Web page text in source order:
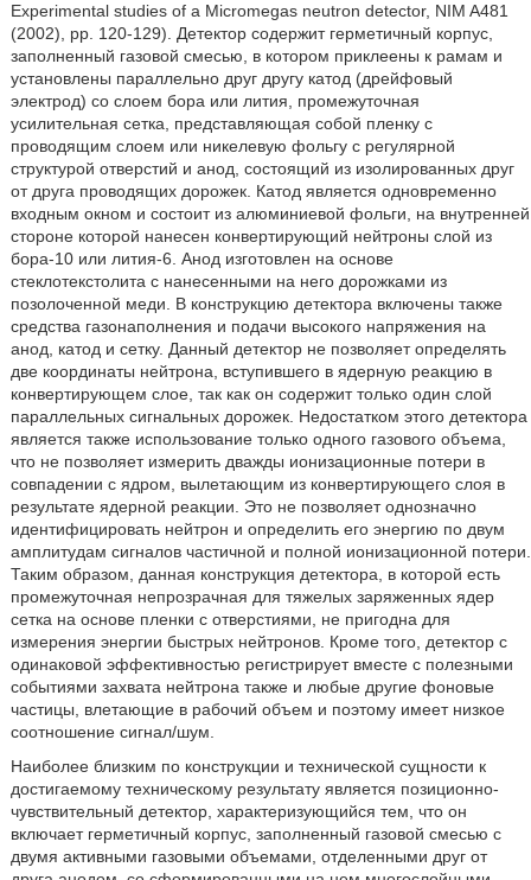
Experimental studies of a Micromegas neutron detector, NIM A481
(2002), pp. 120-129). Детектор содержит герметичный корпус,
заполненный газовой смесью, в котором приклеены к рамам и
установлены параллельно друг другу катод (дрейфовый
электрод) со слоем бора или лития, промежуточная
усилительная сетка, представляющая собой пленку с
проводящим слоем или никелевую фольгу с регулярной
структурой отверстий и анод, состоящий из изолированных друг
от друга проводящих дорожек. Катод является одновременно
входным окном и состоит из алюминиевой фольги, на внутренней
стороне которой нанесен конвертирующий нейтроны слой из
бора-10 или лития-6. Анод изготовлен на основе
стеклотекстолита с нанесенными на него дорожками из
позолоченной меди. В конструкцию детектора включены также
средства газонаполнения и подачи высокого напряжения на
анод, катод и сетку. Данный детектор не позволяет определять
две координаты нейтрона, вступившего в ядерную реакцию в
конвертирующем слое, так как он содержит только один слой
параллельных сигнальных дорожек. Недостатком этого детектора
является также использование только одного газового объема,
что не позволяет измерить дважды ионизационные потери в
совпадении с ядром, вылетающим из конвертирующего слоя в
результате ядерной реакции. Это не позволяет однозначно
идентифицировать нейтрон и определить его энергию по двум
амплитудам сигналов частичной и полной ионизационной потери.
Таким образом, данная конструкция детектора, в которой есть
промежуточная непрозрачная для тяжелых заряженных ядер
сетка на основе пленки с отверстиями, не пригодна для
измерения энергии быстрых нейтронов. Кроме того, детектор с
одинаковой эффективностью регистрирует вместе с полезными
событиями захвата нейтрона также и любые другие фоновые
частицы, влетающие в рабочий объем и поэтому имеет низкое
соотношение сигнал/шум.
Наиболее близким по конструкции и технической сущности к
достигаемому техническому результату является позиционно-
чувствительный детектор, характеризующийся тем, что он
включает герметичный корпус, заполненный газовой смесью с
двумя активными газовыми объемами, отделенными друг от